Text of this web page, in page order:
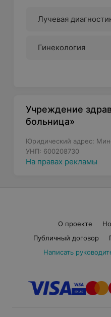
Лучевая
Гинекология
Учреждение
больница»
Юридический адрес:
УНП: 600208730
На правах рекламы
О проекте
Публичный договор
Написать